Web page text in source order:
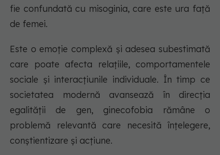
fie confundată cu misoginia, care este ura față
de femei.
Este o emoție complexă și adesea subestimată
care poate afecta relațiile, comportamentele
sociale și interacțiunile individuale. În timp ce
societatea modernă avansează în direcția
egalității de gen, ginecofobia rămâne o
problemă relevantă care necesită înțelegere,
conștientizare și acțiune.